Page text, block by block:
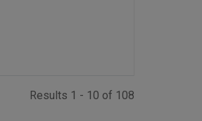
Results 1 - 10 of 108